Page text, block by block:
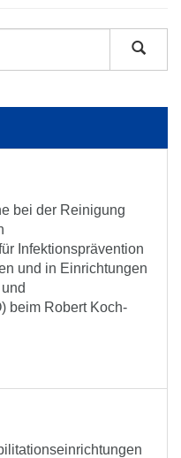
bei der Reinigung
Infektionsprävention
und in Einrichtungen
beim Robert Koch-